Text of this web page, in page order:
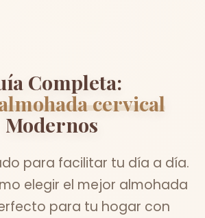
Completa:
cervical
Modernos
para facilitar tu día a día.
elegir el mejor almohada
para tu hogar con